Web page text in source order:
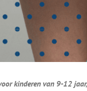
kinderen van 9-12